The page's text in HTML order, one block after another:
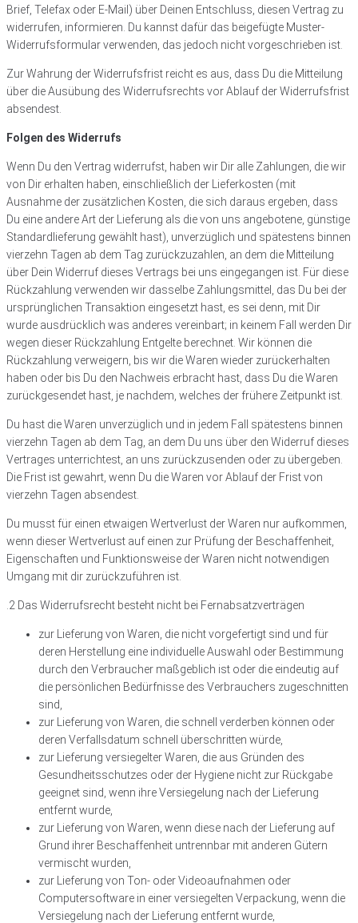
Brief, Telefax oder E-Mail) über Deinen Entschluss, diesen Vertrag zu
widerrufen, informieren. Du kannst dafür das beigefügte Muster-
Widerrufsformular verwenden, das jedoch nicht vorgeschrieben ist.
Zur Wahrung der Widerrufsfrist reicht es aus, dass Du die Mitteilung
über die Ausübung des Widerrufsrechts vor Ablauf der Widerrufsfrist
absendest.
Folgen des Widerrufs
Wenn Du den Vertrag widerrufst, haben wir Dir alle Zahlungen, die wir
von Dir erhalten haben, einschließlich der Lieferkosten (mit
Ausnahme der zusätzlichen Kosten, die sich daraus ergeben, dass
Du eine andere Art der Lieferung als die von uns angebotene, günstige
Standardlieferung gewählt hast), unverzüglich und spätestens binnen
vierzehn Tagen ab dem Tag zurückzuzahlen, an dem die Mitteilung
über Dein Widerruf dieses Vertrags bei uns eingegangen ist. Für diese
Rückzahlung verwenden wir dasselbe Zahlungsmittel, das Du bei der
ursprünglichen Transaktion eingesetzt hast, es sei denn, mit Dir
wurde ausdrücklich was anderes vereinbart; in keinem Fall werden Dir
wegen dieser Rückzahlung Entgelte berechnet. Wir können die
Rückzahlung verweigern, bis wir die Waren wieder zurückerhalten
haben oder bis Du den Nachweis erbracht hast, dass Du die Waren
zurückgesendet hast, je nachdem, welches der frühere Zeitpunkt ist.
Du hast die Waren unverzüglich und in jedem Fall spätestens binnen
vierzehn Tagen ab dem Tag, an dem Du uns über den Widerruf dieses
Vertrages unterrichtest, an uns zurückzusenden oder zu übergeben.
Die Frist ist gewahrt, wenn Du die Waren vor Ablauf der Frist von
vierzehn Tagen absendest.
Du musst für einen etwaigen Wertverlust der Waren nur aufkommen,
wenn dieser Wertverlust auf einen zur Prüfung der Beschaffenheit,
Eigenschaften und Funktionsweise der Waren nicht notwendigen
Umgang mit dir zurückzuführen ist.
.2 Das Widerrufsrecht besteht nicht bei Fernabsatzverträgen
zur Lieferung von Waren, die nicht vorgefertigt sind und für
deren Herstellung eine individuelle Auswahl oder Bestimmung
durch den Verbraucher maßgeblich ist oder die eindeutig auf
die persönlichen Bedürfnisse des Verbrauchers zugeschnitten
sind,
zur Lieferung von Waren, die schnell verderben können oder
deren Verfallsdatum schnell überschritten würde,
zur Lieferung versiegelter Waren, die aus Gründen des
Gesundheitsschutzes oder der Hygiene nicht zur Rückgabe
geeignet sind, wenn ihre Versiegelung nach der Lieferung
entfernt wurde,
zur Lieferung von Waren, wenn diese nach der Lieferung auf
Grund ihrer Beschaffenheit untrennbar mit anderen Gütern
vermischt wurden,
zur Lieferung von Ton- oder Videoaufnahmen oder
Computersoftware in einer versiegelten Verpackung, wenn die
Versiegelung nach der Lieferung entfernt wurde,